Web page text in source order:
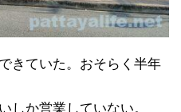
きていた。おそらく半年
しか営業していない。